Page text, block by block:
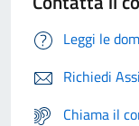
Leggi le
Richiedi
Chiama il